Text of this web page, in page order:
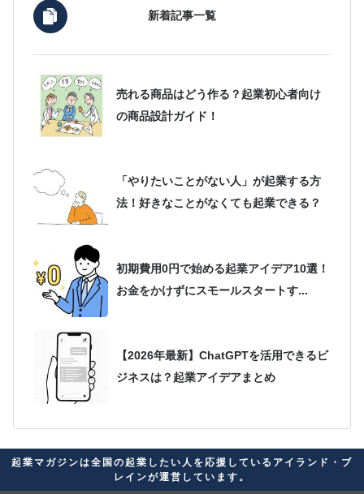
新着記事一覧
売れる商品はどう作る？起業初心者向け
の商品設計ガイド！
「やりたいことがない人」が起業する方
法！好きなことがなくても起業できる？
初期費用0円で始める起業アイデア10選！
お金をかけずにスモールスタートす...
【2026年最新】ChatGPTを活用できるビ
ジネスは？起業アイデアまとめ
ない人必見！自分に合ったビジネス...
起業マガジンは全国の起業したい人を応援しているアイランド・ブ
レインが運営しています。